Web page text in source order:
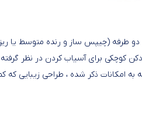
(چیپس ساز و رنده متوسط یا ریز )
برای آسیاب کردن در نظر
ذکر شده ، طراحی زیبایی که